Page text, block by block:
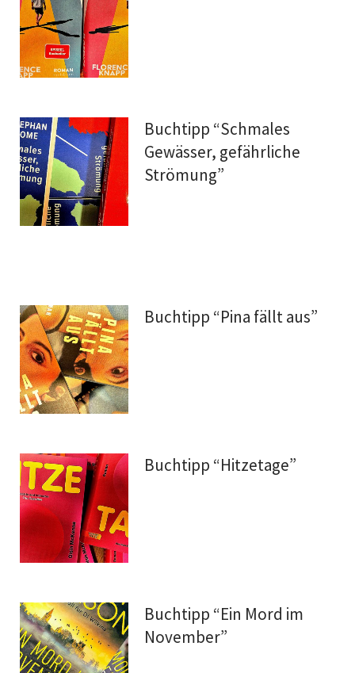
Buchtipp “Schmales
Gewässer, gefährliche
Strömung”
Buchtipp “Pina fällt aus”
Buchtipp “Hitzetage”
Buchtipp “Ein Mord im
November”